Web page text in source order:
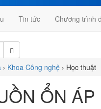
Tin tức Chương trình
› Khoa Công nghệ › Học thuật
ỔN ÁP